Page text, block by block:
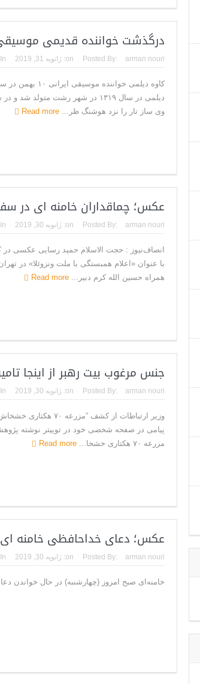
درگذشت خواننده قدیمی
Posted By: arman nouri
on: ژانویه 31, 2019 In:
وی ساز تار را نزد هوشنگ ظر... Read more
عکس؛ چماقداران خامنه ای در
Posted By: arman nouri
on: ژانویه 30, 2019 In:
انصاف‌نیوز : حجت الاسلام حمید رسایی عکسی در
با عنوان «اعلام همبستگی با ملت ونزوئلا» در
همراه حسین الله کرم دبیر... Read more
جنس مرغوب بیت رهبر از اینجا
Posted By: arman nouri
on: ژانویه 30, 2019 In:
وزیر ارتباطات از کشف
پیامی در صفحه شخصی خود در توییتر نوشته
مزرعه ۷۰ هکتاری خشخا...
Read more
عکس؛ دعای خداحافظی خامنه ای
Posted By: arman nouri
on: ژانویه 30, 2019 In:
خامنه‌ای صبح امروز (چهارشنبه) در حال خواندن